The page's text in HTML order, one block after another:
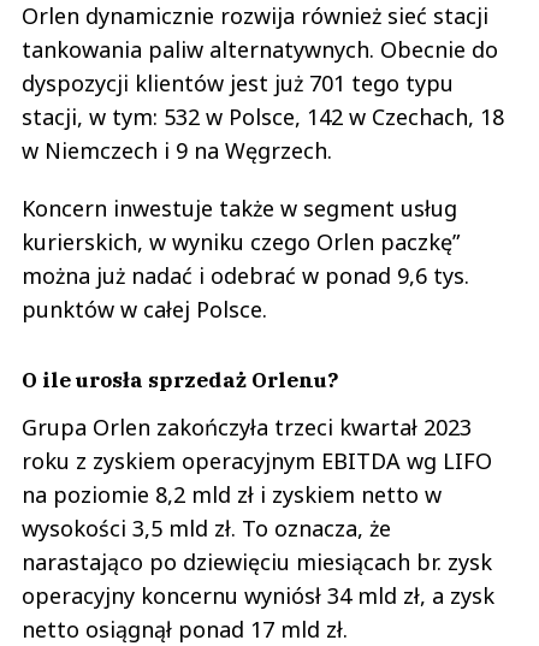
Orlen dynamicznie rozwija również sieć stacji
tankowania paliw alternatywnych. Obecnie do
dyspozycji klientów jest już 701 tego typu
stacji, w tym: 532 w Polsce, 142 w Czechach, 18
w Niemczech i 9 na Węgrzech.
Koncern inwestuje także w segment usług
kurierskich, w wyniku czego Orlen paczkę”
można już nadać i odebrać w ponad 9,6 tys.
punktów w całej Polsce.
O ile urosła sprzedaż Orlenu?
Grupa Orlen zakończyła trzeci kwartał 2023
roku z zyskiem operacyjnym EBITDA wg LIFO
na poziomie 8,2 mld zł i zyskiem netto w
wysokości 3,5 mld zł. To oznacza, że
narastająco po dziewięciu miesiącach br. zysk
operacyjny koncernu wyniósł 34 mld zł, a zysk
netto osiągnął ponad 17 mld zł.